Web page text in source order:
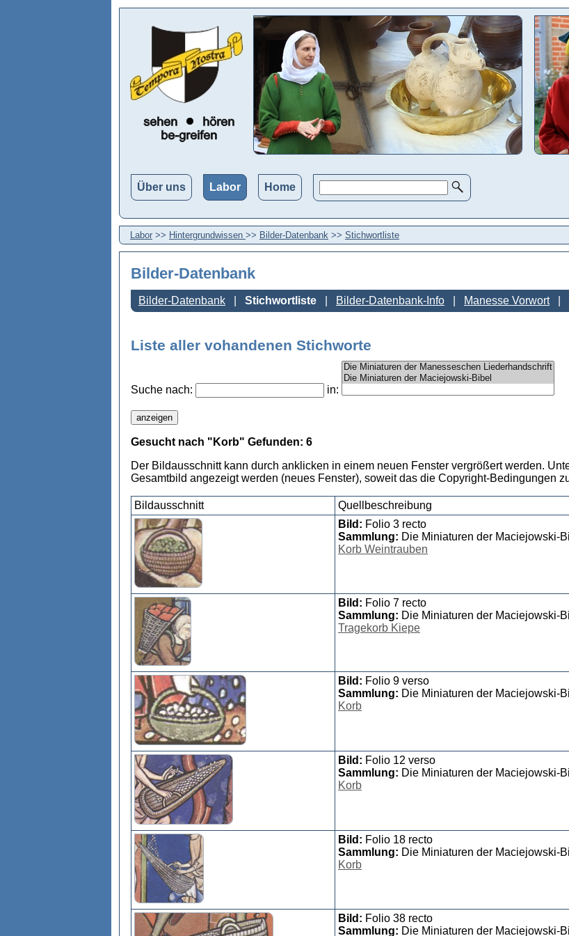
Über uns Labor Home
Labor >> Hintergrundwissen >> Bilder-Datenbank >> Stichwortliste
Bilder-Datenbank
Bilder-Datenbank Stichwortliste Bilder-Datenbank-Info Manesse Vorwort
Liste aller vohandenen Stichworte
Suche nach: in:
Gesucht nach "Korb" Gefunden: 6
Der Bildausschnitt kann durch anklicken in einem neuen Fenster vergrößert werden.
Gesamtbild angezeigt werden (neues Fenster), soweit das die Copyright-Bedingungen
Bildausschnitt Quellbeschreibung
Bild: Folio 3 recto
Sammlung: Die Miniaturen der Maciejowski-
Korb Weintrauben
Bild: Folio 7 recto
Sammlung: Die Miniaturen der Maciejowski-
Tragekorb Kiepe
Bild: Folio 9 verso
Sammlung: Die Miniaturen der Maciejowski-
Korb
Bild: Folio 12 verso
Sammlung: Die Miniaturen der Maciejowski-
Korb
Bild: Folio 18 recto
Sammlung: Die Miniaturen der Maciejowski-
Korb
Bild: Folio 38 recto
Sammlung: Die Miniaturen der Maciejowski-